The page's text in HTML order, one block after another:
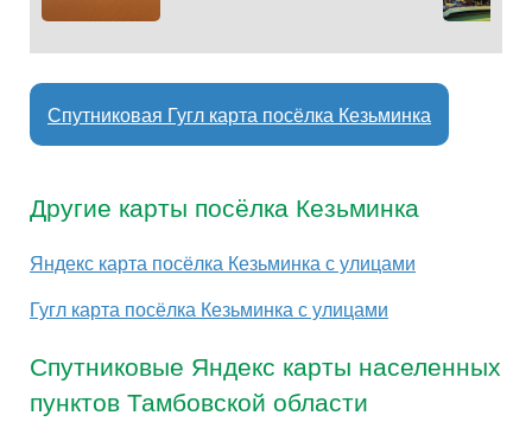
Спутниковая Гугл карта посёлка Кезьминка
Другие карты посёлка Кезьминка
Яндекс карта посёлка Кезьминка с улицами
Гугл карта посёлка Кезьминка с улицами
Спутниковые Яндекс карты населенных
пунктов Тамбовской области